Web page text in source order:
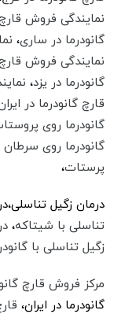
نمایندگی فروش
گانودرما در ساری،‌
نمایندگی فروش قارچ
گانودرما در یزد،‌
قارچ گانودرما در
گانودرما روی
گانودرما روی
پرستات،
درمان زگیل
تناسلی با شیتاکه،
زگیل تناسلی با
مرکز فروش قارچ
گانودرما در ایران،‌